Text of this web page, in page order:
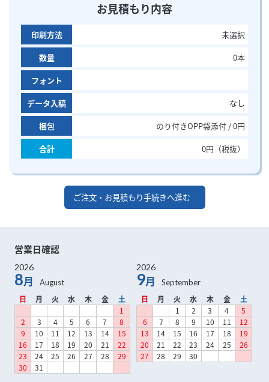
お見積もり内容
印刷方法
未選択
数量
0本
フォント
データ入稿
なし
梱包
のり付きOPP袋添付 / 0円
合計
0円（税抜）
ご注文・お見積もり手続きへ進む
営業日確認
2026
8月
日 月 火 水 木 金
土
1
2
3 4 5 6 7
8
9
10 11 12 13 14
15
16
17 18 19 20 21
22
23
24 25 26 27 28
29
30
31
2026
9月
日 月 火 水 木 金
土
1
2 3 4
5
6
7 8 9 10 11
12
13
14 15 16 17 18
19
20
21 22 23 24 25
26
27
28 29 30